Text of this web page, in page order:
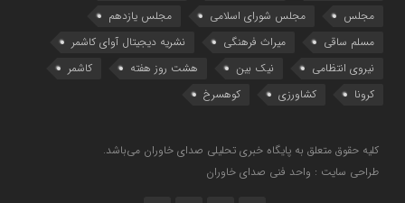
مجلس
مجلس شورای اسلامی
مجلس یازدهم
مسلم ساقی
میراث فرهنگی
نشریه دیجیتال آوای کاشمر
نیروی انتظامی
نیک بین هشت روز هفته
کاشمر
کرونا
کشاورزی کوهسرخ
کلیه حقوق متعلق به پایگاه خبری تحلیلی صدای خاوران می‌باشد.
طراحی سایت : واحد فنی صدای خاوران